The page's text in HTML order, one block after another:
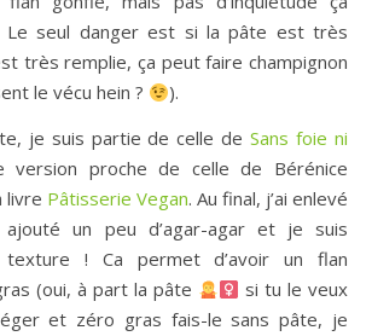
Le seul danger est si la pâte est très
très remplie, ça peut faire champignon
le vécu hein ?
).
je suis partie de celle deSans foie ni
version proche de celle de Bérénice
livre Pâtisserie Vegan. Au final, j’ai enlevé
un peu d’agar-agar et je suis
! Ca permet d’avoir un flan
(oui, à part la pâte
si tu le veux
et zéro gras fais-le sans pâte, je